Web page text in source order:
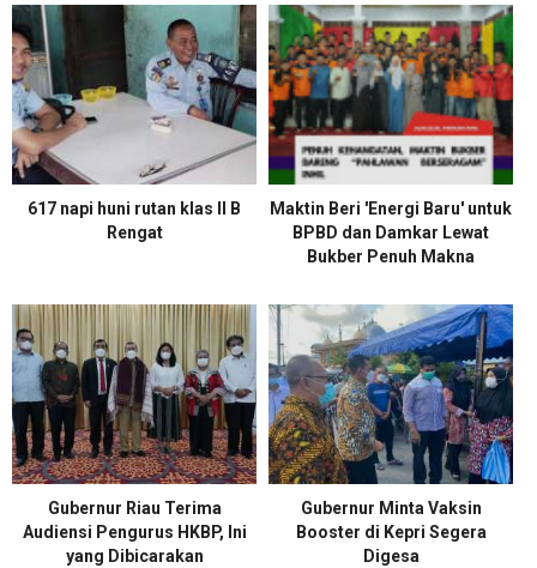
617 napi huni rutan klas II B
Rengat
Maktin Beri 'Energi Baru' untuk
BPBD dan Damkar Lewat
Bukber Penuh Makna
Gubernur Riau Terima
Audiensi Pengurus HKBP, Ini
yang Dibicarakan
Gubernur Minta Vaksin
Booster di Kepri Segera
Digesa